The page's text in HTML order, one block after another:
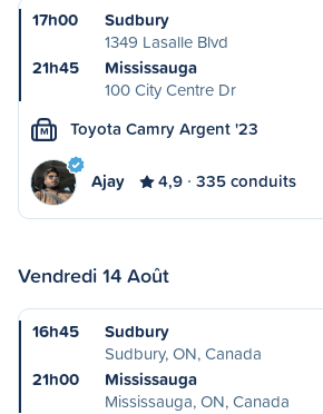
17h00
Sudbury
1349 Lasalle Blvd
21h45
Mississauga
100 City Centre Dr
M Toyota Camry Argent '23
Ajay 4,9 335 conduits
Vendredi 14 Août
16h45
Sudbury
Sudbury, ON, Canada
21h00
Mississauga
Mississauga, ON, Canada